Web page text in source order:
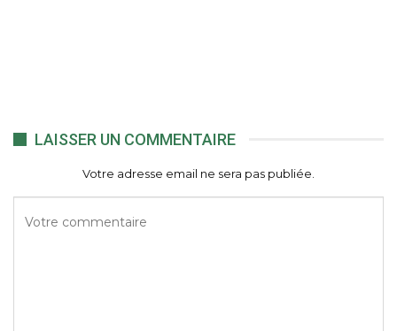
LAISSER UN COMMENTAIRE
Votre adresse email ne sera pas publiée.